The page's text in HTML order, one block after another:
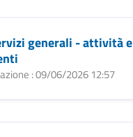
generali - attività e
: 09/06/2026 12:57